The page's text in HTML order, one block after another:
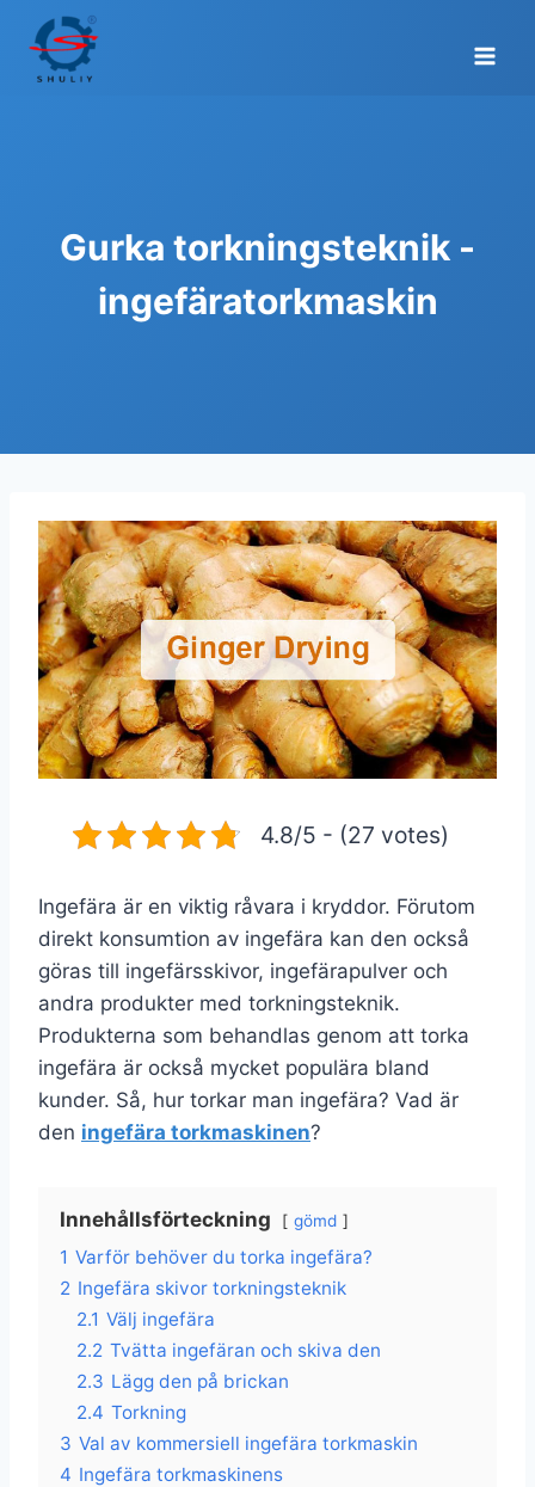
content
Gurka torkningsteknik -
ingefäratorkmaskin
4.8/5 - (27 votes)
Ingefära är en viktig råvara i kryddor. Förutom
direkt konsumtion av ingefära kan den också
göras till ingefärsskivor, ingefärapulver och
andra produkter med torkningsteknik.
Produkterna som behandlas genom att torka
ingefära är också mycket populära bland
kunder. Så, hur torkar man ingefära? Vad är
den ingefära torkmaskinen?
Innehållsförteckning gömd
1 Varför behöver du torka ingefära?
2 Ingefära skivor torkningsteknik
2.1 Välj ingefära
2.2 Tvätta ingefäran och skiva den
2.3 Lägg den på brickan
2.4 Torkning
3 Val av kommersiell ingefära torkmaskin
4 Ingefära torkmaskinens